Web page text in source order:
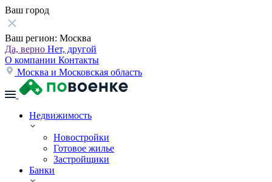
Ваш город
Ваш регион: Москва
Да, верно Нет, другой
О компании Контакты
Москва и Московская область
Недвижимость
Новостройки
Готовое жилье
Застройщики
Банки